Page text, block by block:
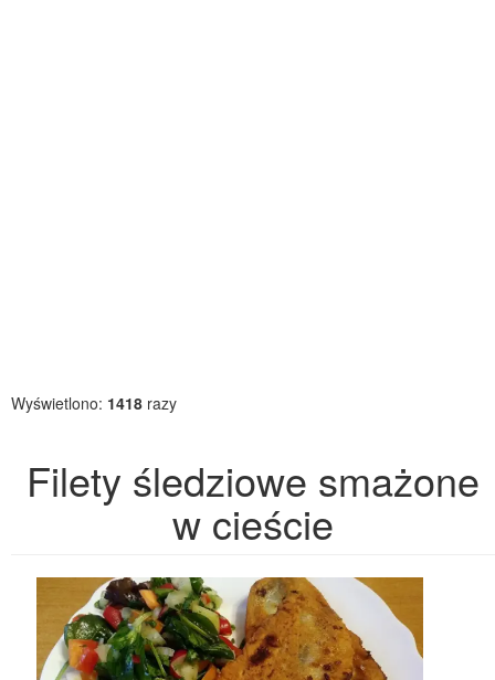
Wyświetlono: 1418 razy
Filety śledziowe smażone
w cieście